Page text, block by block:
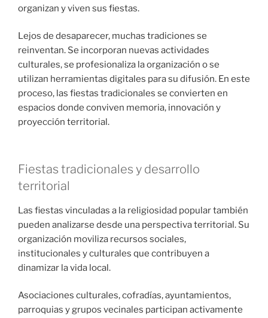
organizan y viven sus fiestas.
Lejos de desaparecer, muchas tradiciones se
reinventan. Se incorporan nuevas actividades
culturales, se profesionaliza la organización o se
utilizan herramientas digitales para su difusión. En este
proceso, las fiestas tradicionales se convierten en
espacios donde conviven memoria, innovación y
proyección territorial.
Fiestas tradicionales y desarrollo
territorial
Las fiestas vinculadas a la religiosidad popular también
pueden analizarse desde una perspectiva territorial. Su
organización moviliza recursos sociales,
institucionales y culturales que contribuyen a
dinamizar la vida local.
Asociaciones culturales, cofradías, ayuntamientos,
parroquias y grupos vecinales participan activamente